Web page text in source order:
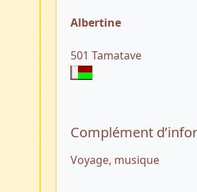
Albertine
501 Tamatave
Complément
Voyage, musique